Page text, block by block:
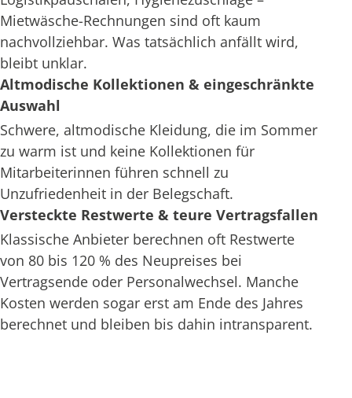
Mietwäsche-Rechnungen sind oft kaum
nachvollziehbar. Was tatsächlich anfällt wird,
bleibt unklar.
Altmodische Kollektionen & eingeschränkte
Auswahl
Schwere, altmodische Kleidung, die im Sommer
zu warm ist und keine Kollektionen für
Mitarbeiterinnen führen schnell zu
Unzufriedenheit in der Belegschaft.
Versteckte Restwerte & teure Vertragsfallen
Klassische Anbieter berechnen oft Restwerte
von 80 bis 120 % des Neupreises bei
Vertragsende oder Personalwechsel. Manche
Kosten werden sogar erst am Ende des Jahres
berechnet und bleiben bis dahin intransparent.